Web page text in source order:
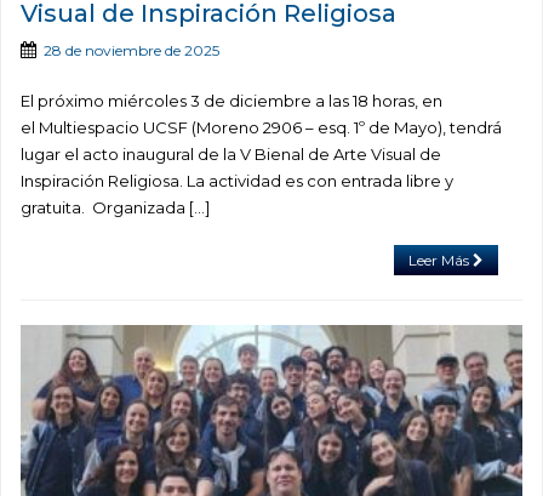
Visual de Inspiración Religiosa
28 de noviembre de 2025
El próximo miércoles 3 de diciembre a las 18 horas, en
el Multiespacio UCSF (Moreno 2906 – esq. 1º de Mayo), tendrá
lugar el acto inaugural de la V Bienal de Arte Visual de
Inspiración Religiosa. La actividad es con entrada libre y
gratuita. Organizada […]
Leer Más